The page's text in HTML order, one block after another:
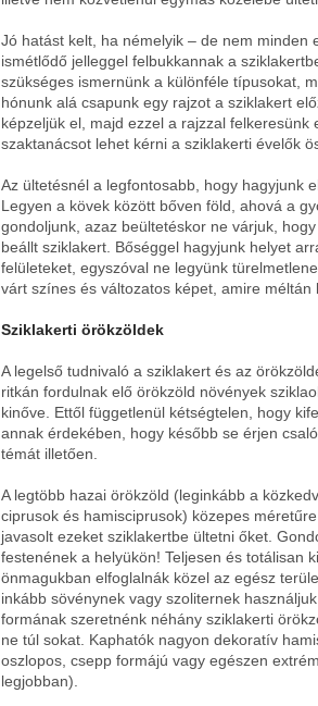
Jó hatást kelt, ha némelyik – de nem minden
ismétlődő jelleggel felbukkannak a
szükséges ismernünk a különféle típusokat,
hónunk alá csapunk egy rajzot a sziklakert
képzeljük el, majd ezzel a rajzzal
szaktanácsot lehet kérni a sziklakerti évelők
Az ültetésnél a legfontosabb, hogy hagyjunk
Legyen a kövek között bőven föld, ahová a
gondoljunk, azaz beültetéskor ne várjuk,
beállt sziklakert. Bőséggel hagyjunk helyet
felületeket, egyszóval ne legyünk
várt színes és változatos képet, amire méltán
Sziklakerti örökzöldek
A legelső tudnivaló a sziklakert és az
ritkán fordulnak elő örökzöld növények
kinőve. Ettől függetlenül kétségtelen, hogy
annak érdekében, hogy később se érjen
témát illetően.
A legtöbb hazai örökzöld (leginkább a
ciprusok és hamisciprusok) közepes
javasolt ezeket sziklakertbe ültetni őket.
festenének a helyükön! Teljesen és totálisan
önmagukban elfoglalnák közel az egész
inkább sövénynek vagy szoliternek
formának szeretnénk néhány sziklakerti
ne túl sokat. Kaphatók nagyon dekoratív
oszlopos, csepp formájú vagy egészen
legjobban).